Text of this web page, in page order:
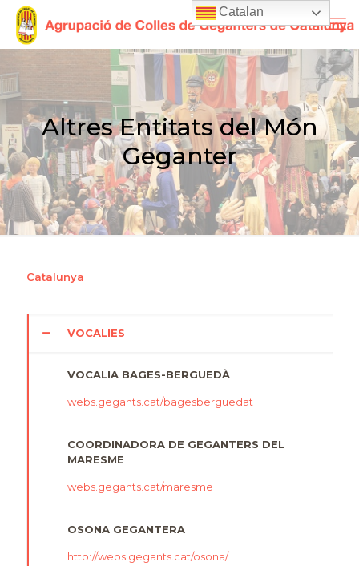
Altres Entitats del Món
Geganter
Catalunya
VOCALIES
VOCALIA BAGES-BERGUEDÀ
webs.gegants.cat/bagesberguedat
COORDINADORA DE GEGANTERS DEL
MARESME
webs.gegants.cat/maresme
OSONA GEGANTERA
http://webs.gegants.cat/osona/
Catalan